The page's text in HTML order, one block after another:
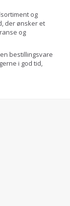
og
der ønsker et
og
bestillingsvare
i god tid,